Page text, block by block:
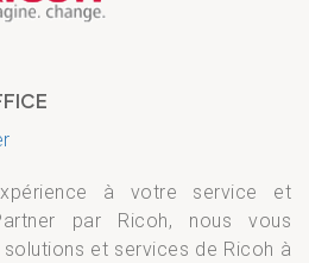
à votre service et
par Ricoh, nous vous
et services de Ricoh à